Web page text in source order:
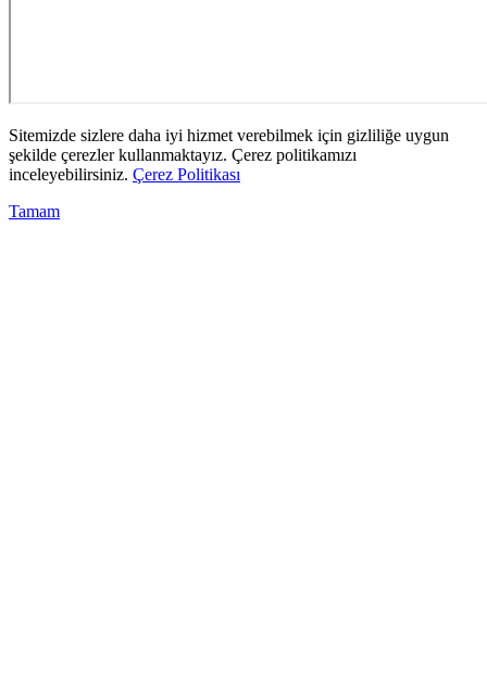
Sitemizde sizlere daha iyi hizmet verebilmek için gizliliğe uygun
şekilde çerezler kullanmaktayız. Çerez politikamızı
inceleyebilirsiniz. Çerez Politikası
Tamam